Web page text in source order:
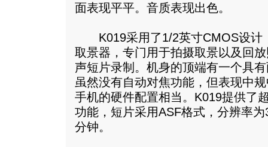
面表现平平。音质表现出色。
K019采用了1/2英寸CMOS设计
取景器，专门用于拍摄取景以及回
声短片录制。机身的顶端有一个具
虽然没有自动对焦功能，但表现中
手机的硬件配置相当。K019提供了
功能，短片采用ASF格式，分辨率
分钟。